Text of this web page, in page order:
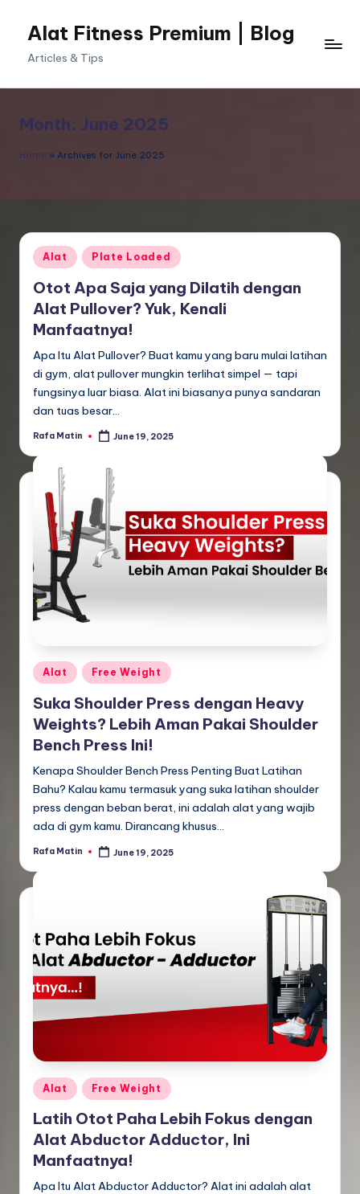
Alat Fitness Premium | Blog
Articles & Tips
Month: June 2025
Home » Archives for June 2025
Posted
in
Alat Plate Loaded
Otot Apa Saja yang Dilatih dengan
Alat Pullover? Yuk, Kenali
Manfaatnya!
Apa Itu Alat Pullover? Buat kamu yang baru mulai latihan
di gym, alat pullover mungkin terlihat simpel — tapi
fungsinya luar biasa. Alat ini biasanya punya sandaran
dan tuas besar…
Posted
Rafa Matin June 19, 2025
Posted
in
Alat Free Weight
Suka Shoulder Press dengan Heavy
Weights? Lebih Aman Pakai Shoulder
Bench Press Ini!
Kenapa Shoulder Bench Press Penting Buat Latihan
Bahu? Kalau kamu termasuk yang suka latihan shoulder
press dengan beban berat, ini adalah alat yang wajib
ada di gym kamu. Dirancang khusus…
Posted
Rafa Matin June 19, 2025
Posted
in
Alat Free Weight
Latih Otot Paha Lebih Fokus dengan
Alat Abductor Adductor, Ini
Manfaatnya!
Apa Itu Alat Abductor Adductor? Alat ini adalah alat